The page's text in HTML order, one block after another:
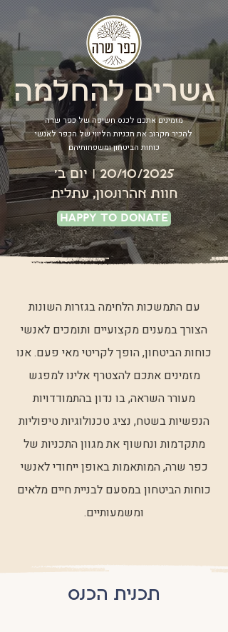
גשרים להחלמה
מזמינים אתכם לכנס חשיפה של כפר שרה
להכיר מקרוב את תכניות הליווי של הכפר לאנשי
כוחות הביטחון ומשפחותיהם
​20/10/2025 | יום ב׳
חוות אהרונסון, עתלית
Happy To Donate
עם התמשכות הלחימה בגזרות השונות
הצורך במענים מקצועיים ותומכים לאנשי
כוחות הביטחון, הופך לקריטי מאי פעם. אנו
מזמינים אתכם להצטרף אלינו למפגש
מעורר השראה, בו נדון בהתמודדויות
הנפשיות בשטח, נציג טכנולוגיות טיפוליות
מתקדמות ונחשוף את מגוון התכניות של
כפר שרה, המותאמות באופן ייחודי לאנשי
כוחות הביטחון במסעם לבניית חיים מלאים
ומשמעותיים.
תכנית הכנס